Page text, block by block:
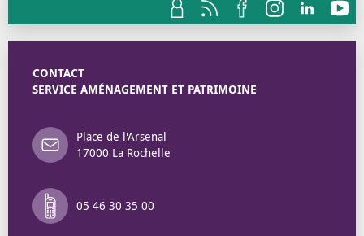
CONTACT
SERVICE AMÉNAGEMENT ET PATRIMOINE
Place de l'Arsenal
17000 La Rochelle
05 46 30 35 00